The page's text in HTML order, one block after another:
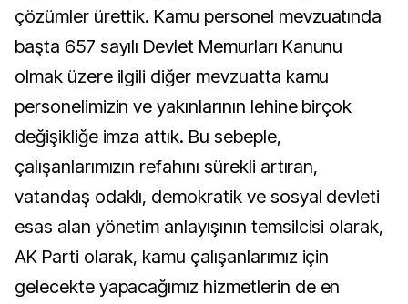
çözümler ürettik. Kamu personel mevzuatında
başta 657 sayılı Devlet Memurları Kanunu
olmak üzere ilgili diğer mevzuatta kamu
personelimizin ve yakınlarının lehine birçok
değişikliğe imza attık. Bu sebeple,
çalışanlarımızın refahını sürekli artıran,
vatandaş odaklı, demokratik ve sosyal devleti
esas alan yönetim anlayışının temsilcisi olarak,
AK Parti olarak, kamu çalışanlarımız için
gelecekte yapacağımız hizmetlerin de en